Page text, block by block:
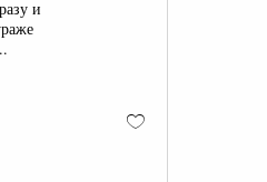
и